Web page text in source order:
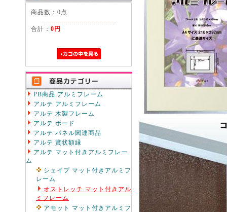
商品数：0点
合計： 0円
PB商品 アルミフレーム
アルテ アルミフレーム
アルテ 木製フレーム
アルテ ボード
アルテ パネル関連商品
アルテ 賞状額縁
アルテ マット付きアルミフレー
ム
シェイプ マット付きアルミフ
レーム
オストレッチ マット付きアル
ミフレーム
アモット マット付きアルミフ